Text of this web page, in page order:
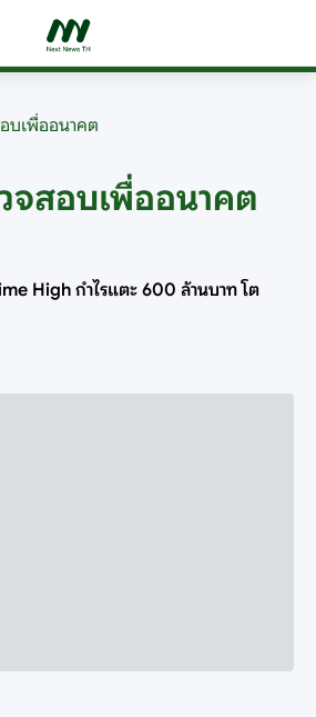
อบเพื่ออนาคต
จสอบเพื่ออนาคต
High กำไรแตะ 600 ล้านบาท โต